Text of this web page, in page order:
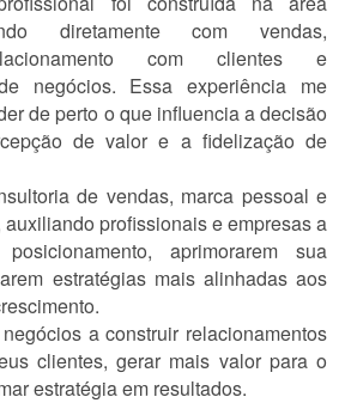
diretamente com vendas,
com clientes e
negócios. Essa experiência me
de perto o que influencia a decisão
de valor e a fidelização de
de vendas, marca pessoal e
profissionais e empresas a
aprimorarem sua
estratégias mais alinhadas aos
a construir relacionamentos
clientes, gerar mais valor para o
estratégia em resultados.